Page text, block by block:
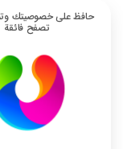
حافظ على خصوصيتك
تصفح فائقة